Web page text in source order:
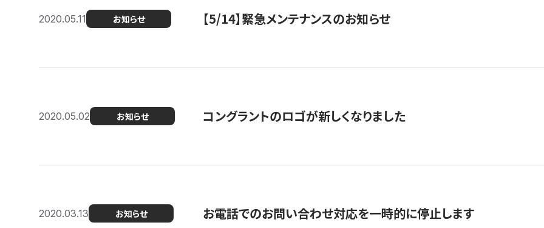
2020.05.11 お知らせ 【5/14】緊急メンテナンスのお知らせ
2020.05.02 お知らせ コングラントのロゴが新しくなりました
2020.03.13 お知らせ お電話でのお問い合わせ対応を一時的に停止します